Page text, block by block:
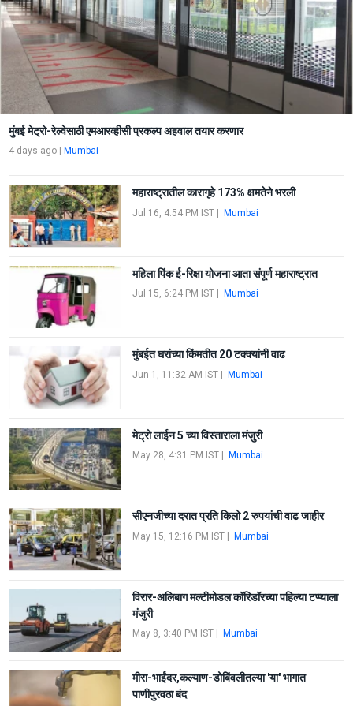
मुंबई मेट्रो-रेल्वेसाठी एमआरव्हीसी प्रकल्प अहवाल तयार करणार
4 days ago Mumbai
महाराष्ट्रातील कारागृहे 173% क्षमतेने भरली
Jul 16, 4:54 PM IST| Mumbai
महिला पिंक ई-रिक्षा योजना आता संपूर्ण महाराष्ट्रात
Jul 15, 6:24 PM IST| Mumbai
मुंबईत घरांच्या किंमतीत 20 टक्क्यांनी वाढ
Jun 1, 11:32 AM IST| Mumbai
मेट्रो लाईन 5 च्या विस्ताराला मंजुरी
May 28, 4:31 PM IST| Mumbai
सीएनजीच्या दरात प्रति किलो 2 रुपयांची वाढ जाहीर
May 15, 12:16 PM IST| Mumbai
विरार-अलिबाग मल्टीमोडल कॉरिडॉरच्या पहिल्या टप्प्याला
मंजुरी
May 8, 3:40 PM IST| Mumbai
मीरा-भाईंदर,कल्याण-डोबिंवलीतल्या 'या' भागात
पाणीपुरवठा बंद